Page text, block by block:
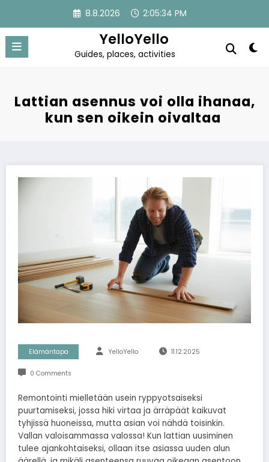
content
8.8.2026 2:05:34 PM
YelloYello
Guides, places, activities
Lattian asennus voi olla ihanaa,
kun sen oikein oivaltaa
Elämäntapa YelloYello 11.12.2025
0 Comments
Remontointi mielletään usein ryppyotsaiseksi
puurtamiseksi, jossa hiki virtaa ja ärräpäät kaikuvat
tyhjissä huoneissa, mutta asian voi nähdä toisinkin.
Vallan valoisammassa valossa! Kun lattian uusiminen
tulee ajankohtaiseksi, ollaan itse asiassa uuden alun